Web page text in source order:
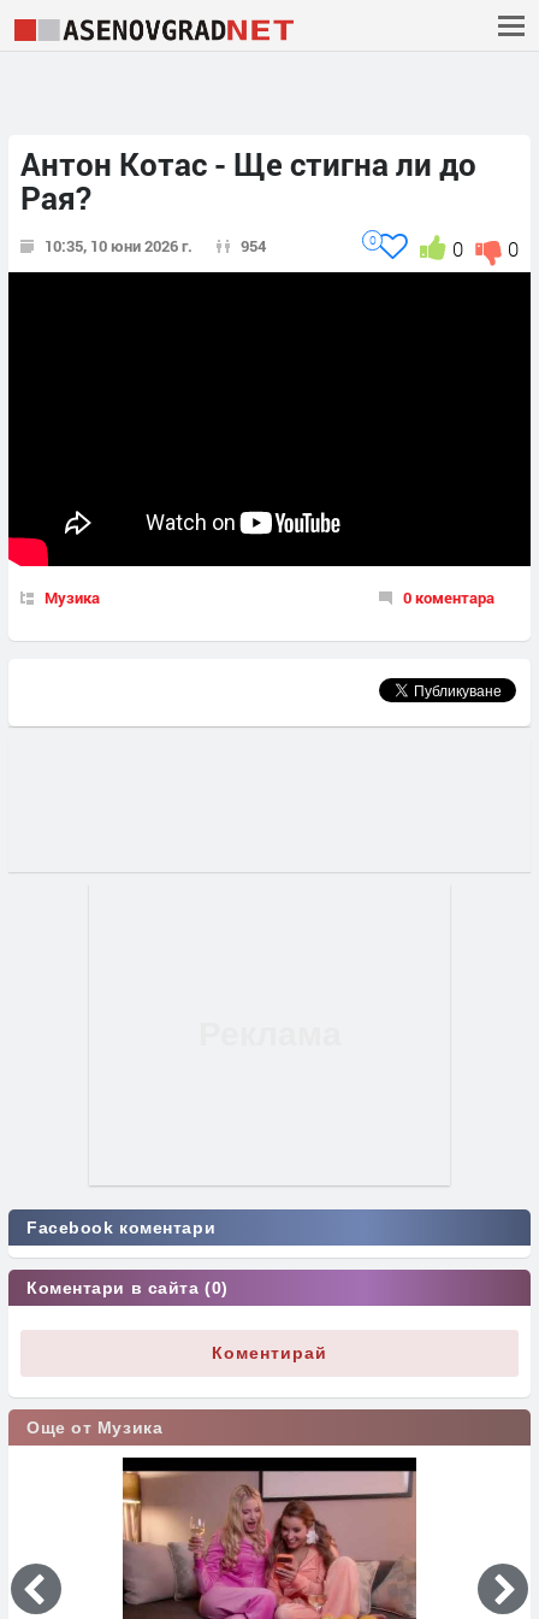
Антон Котас - Ще стигна ли до
Рая?
10:35, 10 юни 2026 г. 954 0
0
0
Музика 0 коментара
Facebook коментари
Коментари в сайта (0)
Коментирай
Още от Музика